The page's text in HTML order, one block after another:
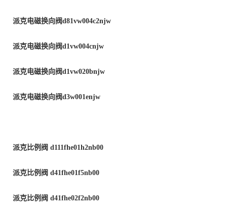
派克电磁换向阀d81vw004c2njw
派克电磁换向阀d1vw004cnjw
派克电磁换向阀d1vw020bnjw
派克电磁换向阀d3w001enjw
派克比例阀 d111fhe01h2nb00
派克比例阀 d41fhe01f5nb00
派克比例阀 d41fhe02f2nb00